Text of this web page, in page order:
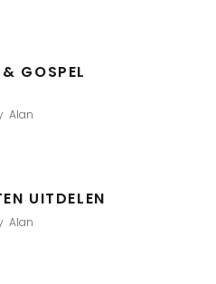
GOSPEL
Alan
UITDELEN
Alan